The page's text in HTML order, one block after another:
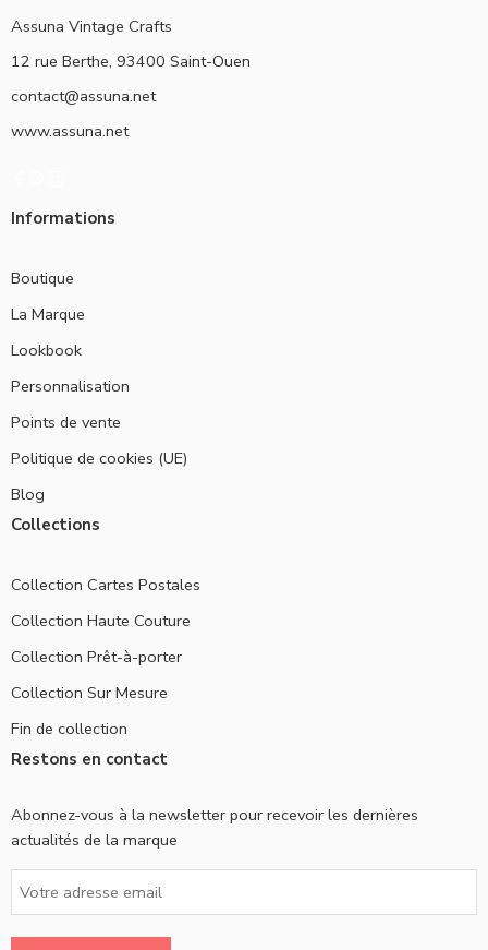
Assuna Vintage Crafts
12 rue Berthe, 93400 Saint-Ouen
contact@assuna.net
www.assuna.net
Informations
Boutique
La Marque
Lookbook
Personnalisation
Points de vente
Politique de cookies (UE)
Blog
Collections
Collection Cartes Postales
Collection Haute Couture
Collection Prêt-à-porter
Collection Sur Mesure
Fin de collection
Restons en contact
Abonnez-vous à la newsletter pour recevoir les dernières
actualités de la marque